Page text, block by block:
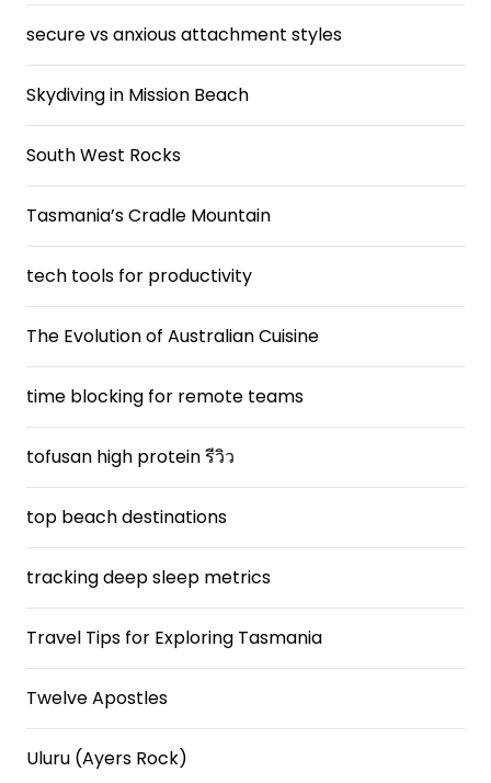
secure vs anxious attachment styles
Skydiving in Mission Beach
South West Rocks
Tasmania’s Cradle Mountain
tech tools for productivity
The Evolution of Australian Cuisine
time blocking for remote teams
tofusan high protein รีวิว
top beach destinations
tracking deep sleep metrics
Travel Tips for Exploring Tasmania
Twelve Apostles
Uluru (Ayers Rock)